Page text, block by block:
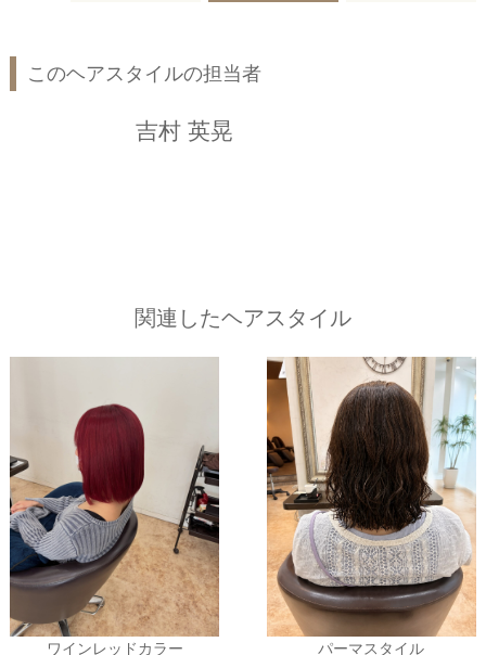
このヘアスタイルの担当者
吉村 英晃
関連したヘアスタイル
ワインレッドカラー パーマスタイル